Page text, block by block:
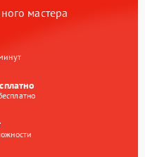
мастера